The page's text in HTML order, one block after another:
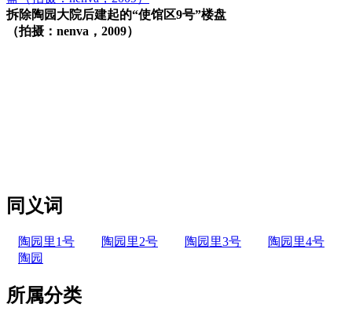
拆除陶园大院后建起的“使馆区9号”楼盘
（拍摄：nenva，2009）
同义词
陶园里1号 陶园里2号 陶园里3号
陶园里4号
陶园
所属分类